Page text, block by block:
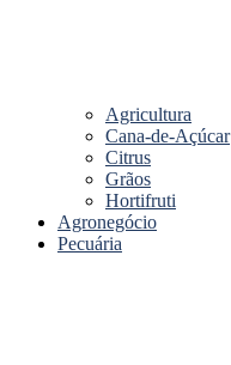
Agricultura
Cana-de-Açúcar
Citrus
Grãos
Hortifruti
Agronegócio
Pecuária